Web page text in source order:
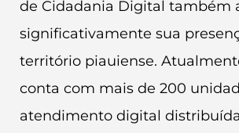
de Cidadania Digital também
significativamente sua
território piauiense.
conta com mais de 200
atendimento digital